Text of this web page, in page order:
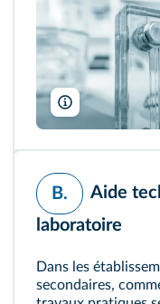
luchschenF/
B.
Aide
laboratoire
Dans les
secondaires,